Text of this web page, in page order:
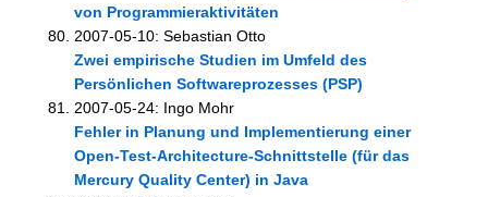
von Programmieraktivitäten
2007-05-10: Sebastian Otto
Zwei empirische Studien im Umfeld des
Persönlichen Softwareprozesses (PSP)
2007-05-24: Ingo Mohr
Fehler in Planung und Implementierung einer
Open-Test-Architecture-Schnittstelle (für das
Mercury Quality Center) in Java